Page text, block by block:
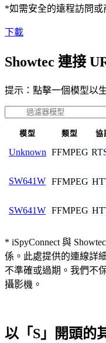
*如需安全的遠程訪問或
下載
Showtec 連接
提示：點擊一個模型以
模型 類型 協
Unknown FFMPEG
SW641W FFMPEG
SW641W FFMPEG
* iSpyConnect 與
係。此處提供的連線詳
不準確或過期。我們不
攝影機。
以「S」開頭的